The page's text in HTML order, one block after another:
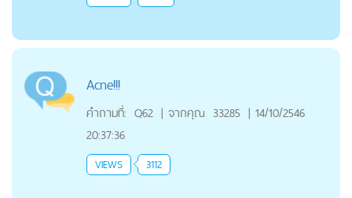
Acne!!!
คำถามที่: Q62 | จากคุณ 33285 | 14/10/2546
20:37:36
VIEWS 3112